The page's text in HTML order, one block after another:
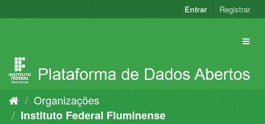
para
Entrar Registrar
Organizações
Instituto Federal Fluminense